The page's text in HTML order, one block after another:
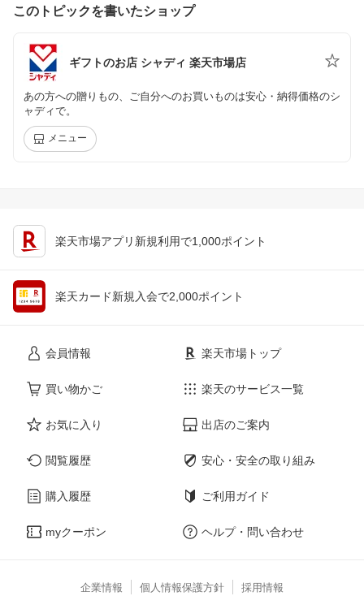
このトピックを書いたショップ
ギフトのお店 シャディ 楽天市場店
あの方への贈りもの、ご自分へのお買いものは安心・納得価格のシ
ャディで。
メニュー
楽天市場アプリ新規利用で1,000ポイント
楽天カード新規入会で2,000ポイント
会員情報
買い物かご
お気に入り
閲覧履歴
購入履歴
myクーポン
楽天市場トップ
楽天のサービス一覧
出店のご案内
安心・安全の取り組み
ご利用ガイド
ヘルプ・問い合わせ
企業情報 個人情報保護方針 採用情報